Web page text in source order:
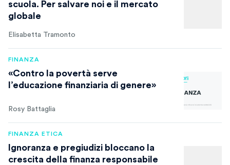
scuola. Per salvare noi e il mercato
globale
Elisabetta Tramonto
FINANZA
«Contro la povertà serve
l’educazione finanziaria di genere»
Rosy Battaglia
FINANZA ETICA
Ignoranza e pregiudizi bloccano la
crescita della finanza responsabile